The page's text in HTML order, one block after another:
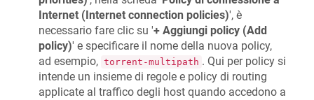
Internet (Internet connection policies)', è
necessario fare clic su '+ Aggiungi policy (Add
policy)' e specificare il nome della nuova policy,
ad esempio, torrent-multipath . Qui per policy si
intende un insieme di regole e policy di routing
applicate al traffico degli host quando accedono a